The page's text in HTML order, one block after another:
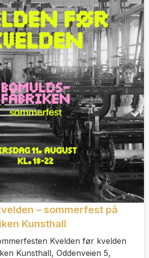
– sommerfest på
Kunsthall
Kvelden før kvelden
Kunsthall, Oddenveien 5,